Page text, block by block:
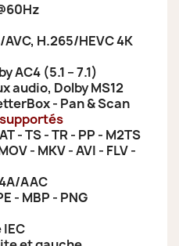
H.265/HEVC 4K
AC4 (5.1 – 7.1)
audio, Dolby MS12
- Pan & Scan
- TS - TR - PP - M2TS
- MKV - AVI - FLV -
AAC
- MBP - PNG